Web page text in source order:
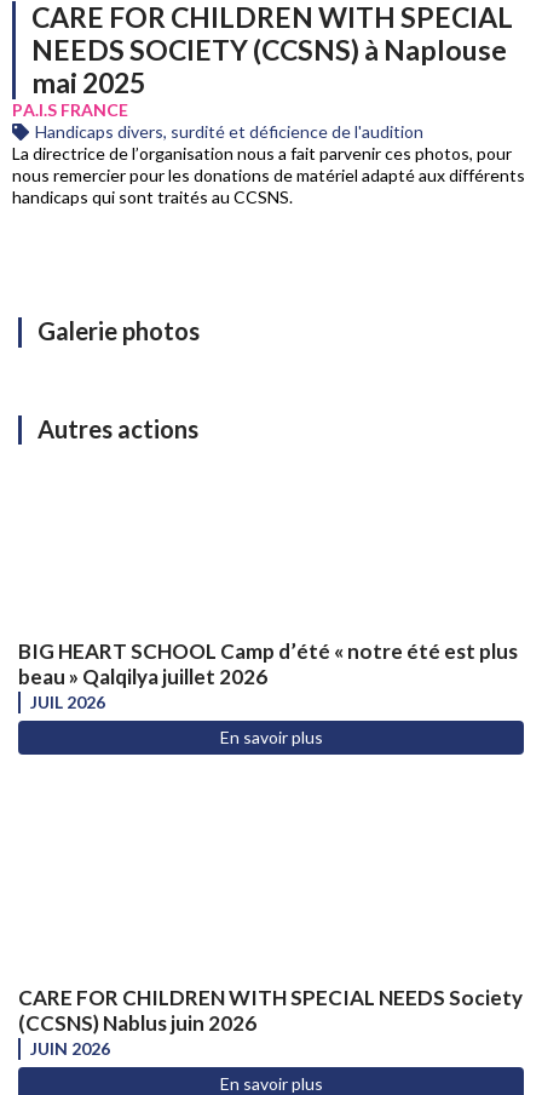
CARE FOR CHILDREN WITH SPECIAL
NEEDS SOCIETY (CCSNS) à Naplouse
mai 2025
PA.I.S FRANCE
Handicaps divers, surdité et déficience de l'audition
La directrice de l’organisation nous a fait parvenir ces photos, pour
nous remercier pour les donations de matériel adapté aux différents
handicaps qui sont traités au CCSNS.
Galerie photos
Autres actions
BIG HEART SCHOOL Camp d’été « notre été est plus
beau » Qalqilya juillet 2026
JUIL 2026
En savoir plus
CARE FOR CHILDREN WITH SPECIAL NEEDS Society
(CCSNS) Nablus juin 2026
JUIN 2026
En savoir plus